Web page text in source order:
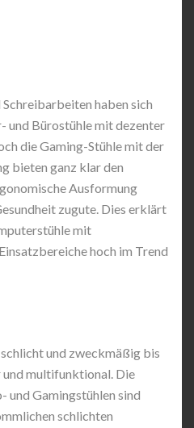
haben sich
und Bürostühle mit dezenter
die Gaming-Stühle mit der
bieten ganz klar den
Ausformung
zugute. Dies erklärt
mit
hoch im Trend
und zweckmäßig bis
multifunktional. Die
und Gamingstühlen sind
schlichten